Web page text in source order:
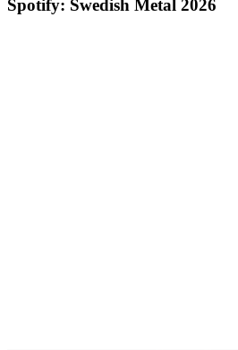
Spotify: Swedish Metal 2026